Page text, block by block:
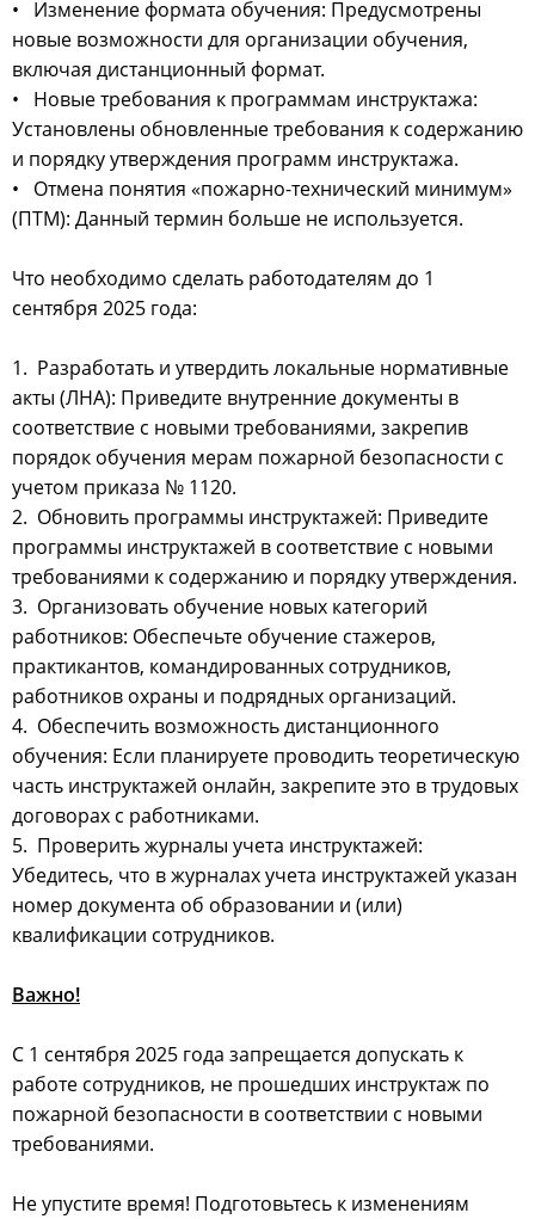
• Изменение формата обучения: Предусмотрены
новые возможности для организации обучения,
включая дистанционный формат.
• Новые требования к программам инструктажа:
Установлены обновленные требования к содержанию
и порядку утверждения программ инструктажа.
• Отмена понятия «пожарно-технический минимум»
(ПТМ): Данный термин больше не используется.
Что необходимо сделать работодателям до 1
сентября 2025 года:
1. Разработать и утвердить локальные нормативные
акты (ЛНА): Приведите внутренние документы в
соответствие с новыми требованиями, закрепив
порядок обучения мерам пожарной безопасности с
учетом приказа № 1120.
2. Обновить программы инструктажей: Приведите
программы инструктажей в соответствие с новыми
требованиями к содержанию и порядку утверждения.
3. Организовать обучение новых категорий
работников: Обеспечьте обучение стажеров,
практикантов, командированных сотрудников,
работников охраны и подрядных организаций.
4. Обеспечить возможность дистанционного
обучения: Если планируете проводить теоретическую
часть инструктажей онлайн, закрепите это в трудовых
договорах с работниками.
5. Проверить журналы учета инструктажей:
Убедитесь, что в журналах учета инструктажей указан
номер документа об образовании и (или)
квалификации сотрудников.
Важно!
С 1 сентября 2025 года запрещается допускать к
работе сотрудников, не прошедших инструктаж по
пожарной безопасности в соответствии с новыми
требованиями.
Не упустите время! Подготовьтесь к изменениям